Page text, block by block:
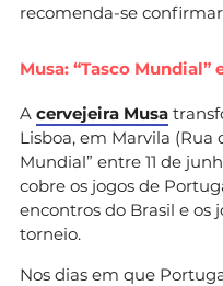
recomenda-se
Musa: “Tasco Mundial”
A cervejeira Musa
Lisboa, em Marvila (Rua
Mundial” entre 11 de
cobre os jogos de
encontros do Brasil e os
torneio.
Nos dias em que